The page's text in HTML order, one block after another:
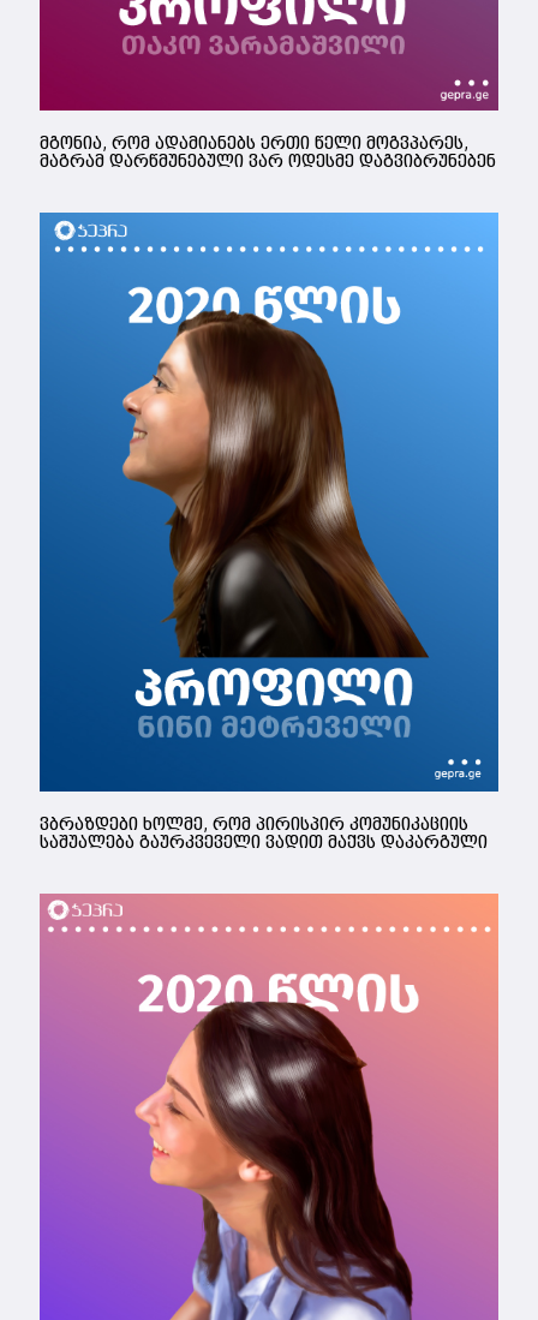
მგონია, რომ ადამიანებს ერთი წელი მოგვპარეს,
მაგრამ დარწმუნებული ვარ ოდესმე დაგვიბრუნებენ
ვბრაზდები ხოლმე, რომ პირისპირ კომუნიკაციის
საშუალება გაურკვეველი ვადით მაქვს დაკარგული